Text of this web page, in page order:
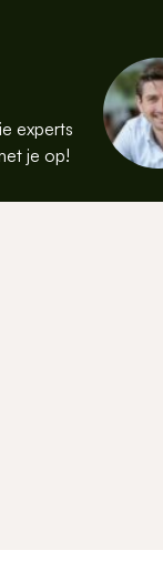
experts
je op!